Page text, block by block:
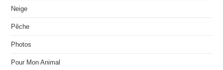
Neige
Pêche
Photos
Pour Mon Animal